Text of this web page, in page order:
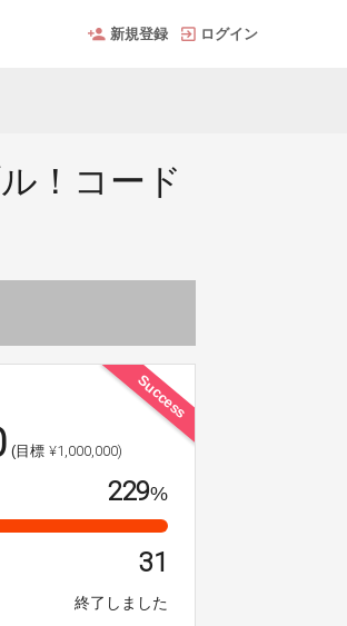
新規登録 ログイン
！コード
Success
(目標 ¥1,000,000)
229%
31
終了しました